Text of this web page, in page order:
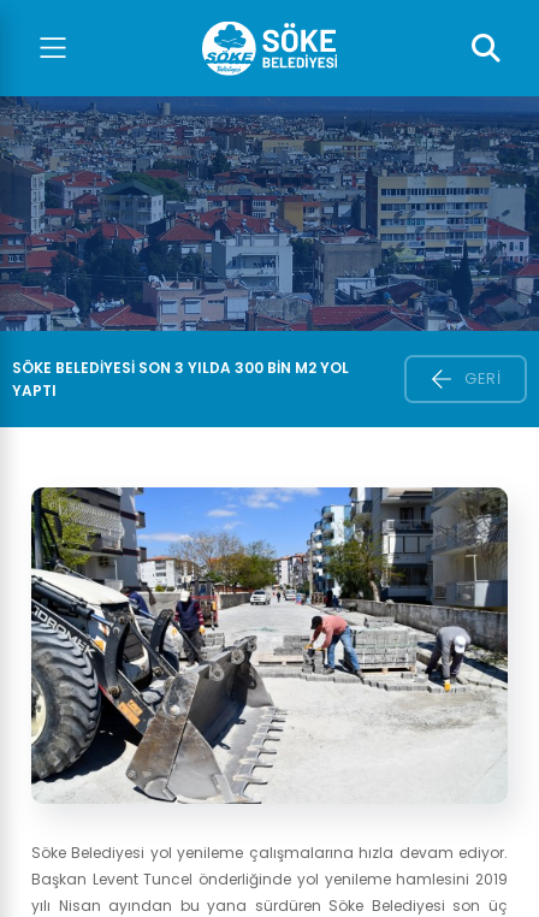
SÖKE BELEDİYESİ SON 3 YILDA 300 BİN M2 YOL
YAPTI
GERI
Söke Belediyesi yol yenileme çalışmalarına hızla devam ediyor.
Başkan Levent Tuncel önderliğinde yol yenileme hamlesini 2019
yılı Nisan ayından bu yana sürdüren Söke Belediyesi son üç